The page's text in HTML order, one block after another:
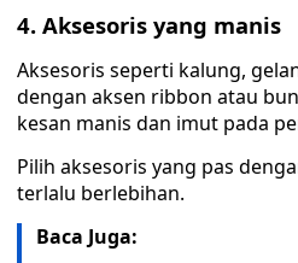
4. Aksesoris yang manis
Aksesoris seperti kalung,
dengan aksen ribbon atau
kesan manis dan imut pada
Pilih aksesoris yang pas
terlalu berlebihan.
Baca Juga: